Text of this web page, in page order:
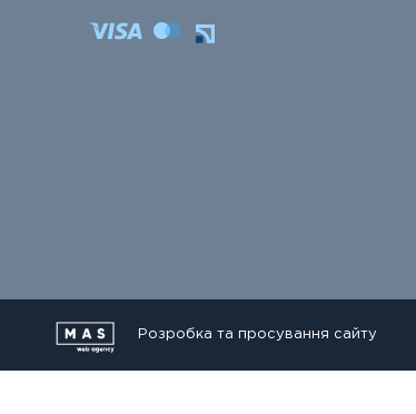
Розробка та просування сайту